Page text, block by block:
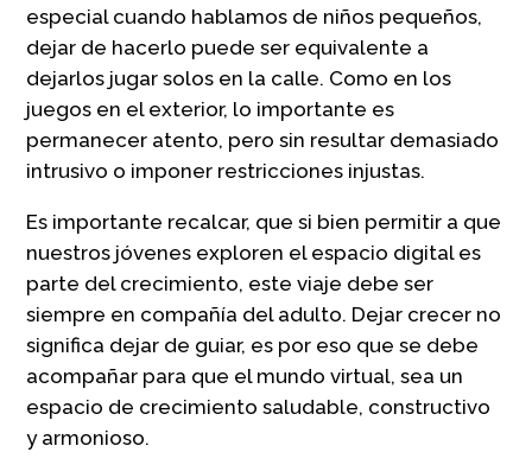
especial cuando hablamos de niños pequeños,
dejar de hacerlo puede ser equivalente a
dejarlos jugar solos en la calle. Como en los
juegos en el exterior, lo importante es
permanecer atento, pero sin resultar demasiado
intrusivo o imponer restricciones injustas.
Es importante recalcar, que si bien permitir a que
nuestros jóvenes exploren el espacio digital es
parte del crecimiento, este viaje debe ser
siempre en compañía del adulto. Dejar crecer no
significa dejar de guiar, es por eso que se debe
acompañar para que el mundo virtual, sea un
espacio de crecimiento saludable, constructivo
y armonioso.